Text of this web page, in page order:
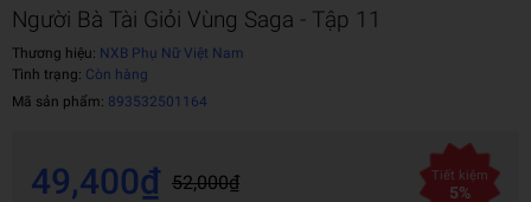
Người Bà Tài Giỏi Vùng Saga - Tập 11
Thương hiệu: NXB Phụ Nữ Việt Nam
Tình trạng: Còn hàng
Mã sản phẩm: 893532501164
49,400₫ 52,000₫ Tiết kiệm
5%